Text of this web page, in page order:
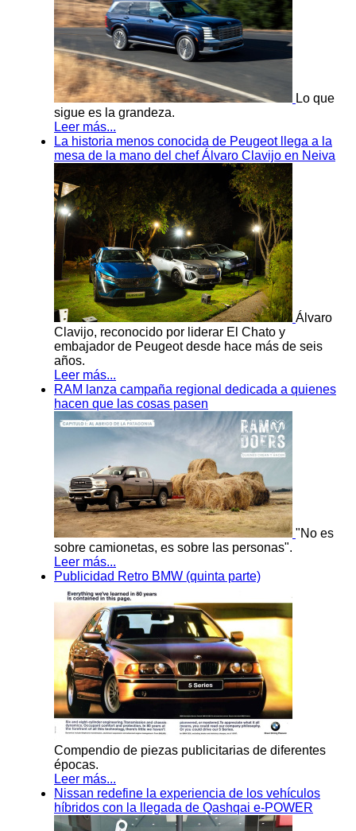
Lo que
sigue es la grandeza.
Leer más...
La historia menos conocida de Peugeot llega a la
mesa de la mano del chef Álvaro Clavijo en Neiva
Álvaro
Clavijo, reconocido por liderar El Chato y
embajador de Peugeot desde hace más de seis
años.
Leer más...
RAM lanza campaña regional dedicada a quienes
hacen que las cosas pasen
"No es
sobre camionetas, es sobre las personas".
Leer más...
Publicidad Retro BMW (quinta parte)
Compendio de piezas publicitarias de diferentes
épocas.
Leer más...
Nissan redefine la experiencia de los vehículos
híbridos con la llegada de Qashqai e-POWER